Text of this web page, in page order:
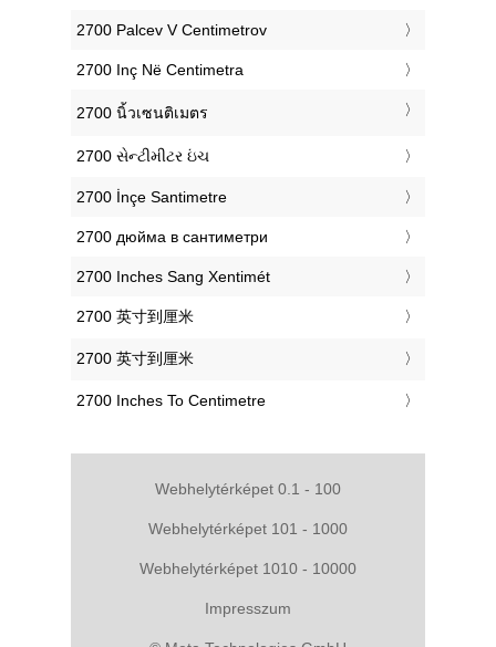
‎2700 Palcev V Centimetrov
‎2700 Inç Në Centimetra
‎2700 นิ้วเซนติเมตร
‎2700 સેન્ટીમીટર ઇંચ
‎2700 İnçe Santimetre
‎2700 дюйма в сантиметри
‎2700 Inches Sang Xentimét
‎2700 英寸到厘米
‎2700 英寸到厘米
‎2700 Inches To Centimetre
Webhelytérképet 0.1 - 100
Webhelytérképet 101 - 1000
Webhelytérképet 1010 - 10000
Impresszum